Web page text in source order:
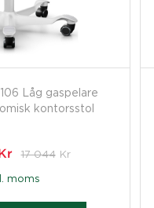
Låg gaspelare
kontorsstol
Kr 17 044 Kr
moms